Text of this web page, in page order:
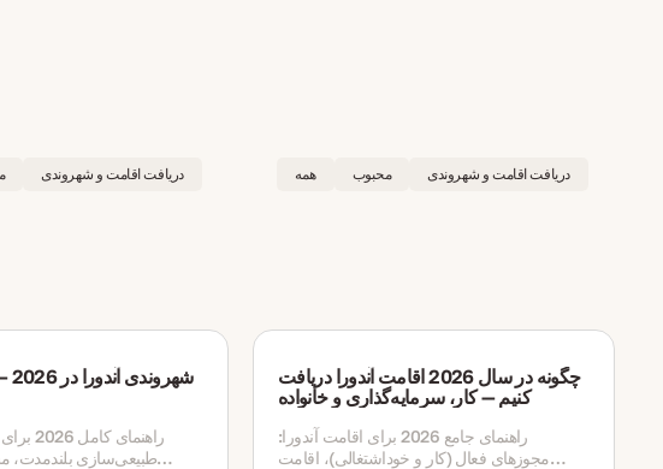
دریافت اقامت و شهروندی
راهنمای
طبیعی‌سازی بلندمدت،
همه محبوب دریافت اقامت و شهروندی
چگونه در سال 2026 اقامت آندورا دریافت
کنیم — کار، سرمایه‌گذاری و خانواده
راهنمای جامع 2026 برای اقامت آندورا:
مجوزهای فعال (کار و خوداشتغالی)، اقامت